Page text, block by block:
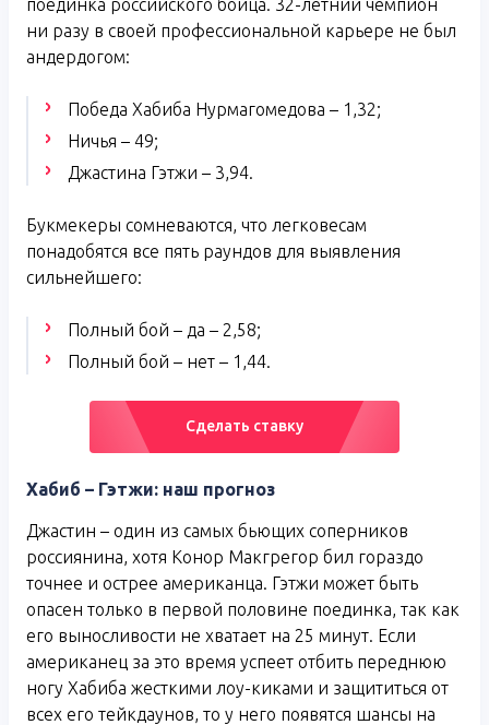
поединка российского бойца. 32-летний чемпион
ни разу в своей профессиональной карьере не был
андердогом:
Победа Хабиба Нурмагомедова – 1,32;
Ничья – 49;
Джастина Гэтжи – 3,94.
Букмекеры сомневаются, что легковесам
понадобятся все пять раундов для выявления
сильнейшего:
Полный бой – да – 2,58;
Полный бой – нет – 1,44.
Сделать ставку
Хабиб – Гэтжи: наш прогноз
Джастин – один из самых бьющих соперников
россиянина, хотя Конор Макгрегор бил гораздо
точнее и острее американца. Гэтжи может быть
опасен только в первой половине поединка, так как
его выносливости не хватает на 25 минут. Если
американец за это время успеет отбить переднюю
ногу Хабиба жесткими лоу-киками и защититься от
всех его тейкдаунов, то у него появятся шансы на